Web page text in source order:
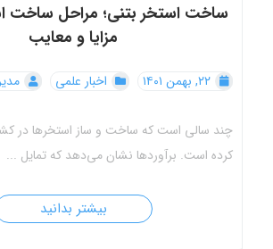
ساخت استخر بتنی؛ مراحل ساخت
مزایا و معایب
اخبار علمی
چند سالی است که ساخت و ساز استخرها در
کرده است. برآوردها نشان می‌دهد که تمایل ...
بیشتر بدانید